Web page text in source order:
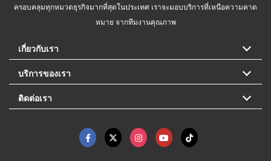
ครอบคลุมทุกหมวดธุรกิจมากที่สุดในประเทศ เราจะมอบบริการที่เหนือความคาด
หมาย จากทีมงานคุณภาพ
เกี่ยวกับเรา
บริการของเรา
ติดต่อเรา